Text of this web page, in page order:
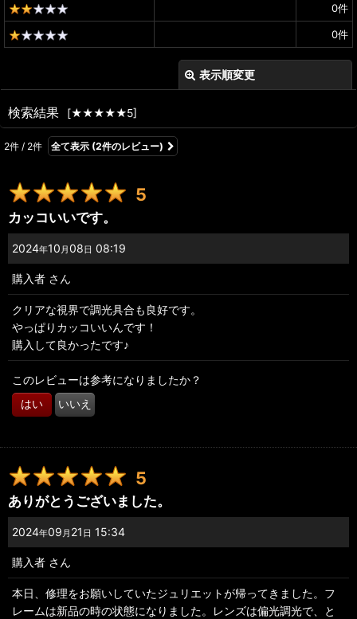
0件
0件
表示順変更
レビュー検索:
画像:
星の数:
検索結果 [★★★★★5]
2件 / 2件 全て表示 (2件のレビュー)
5
カッコいいです。
2024年10 月08日 08:19
購入者 さん
クリアな視界で調光具合も良好です。
やっぱりカッコいいんです！
購入して良かったです♪
このレビューは参考になりましたか？
はい いいえ
5
ありがとうございました。
2024年09 月 21 日 15:34
購入者 さん
本日、修理をお願いしていたジュリエットが帰ってきました。フ
レームは新品の時の状態になりました。レンズは偏光調光で、と